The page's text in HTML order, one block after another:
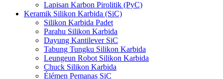
Lapisan Karbon Pirolitik (PyC)
Keramik Silikon Karbida (SiC)
Silikon Karbida Padet
Parahu Silikon Karbida
Dayung Kantilever SiC
Tabung Tungku Silikon Karbida
Leungeun Robot Silikon Karbida
Chuck Silikon Karbida
Élémen Pemanas SiC